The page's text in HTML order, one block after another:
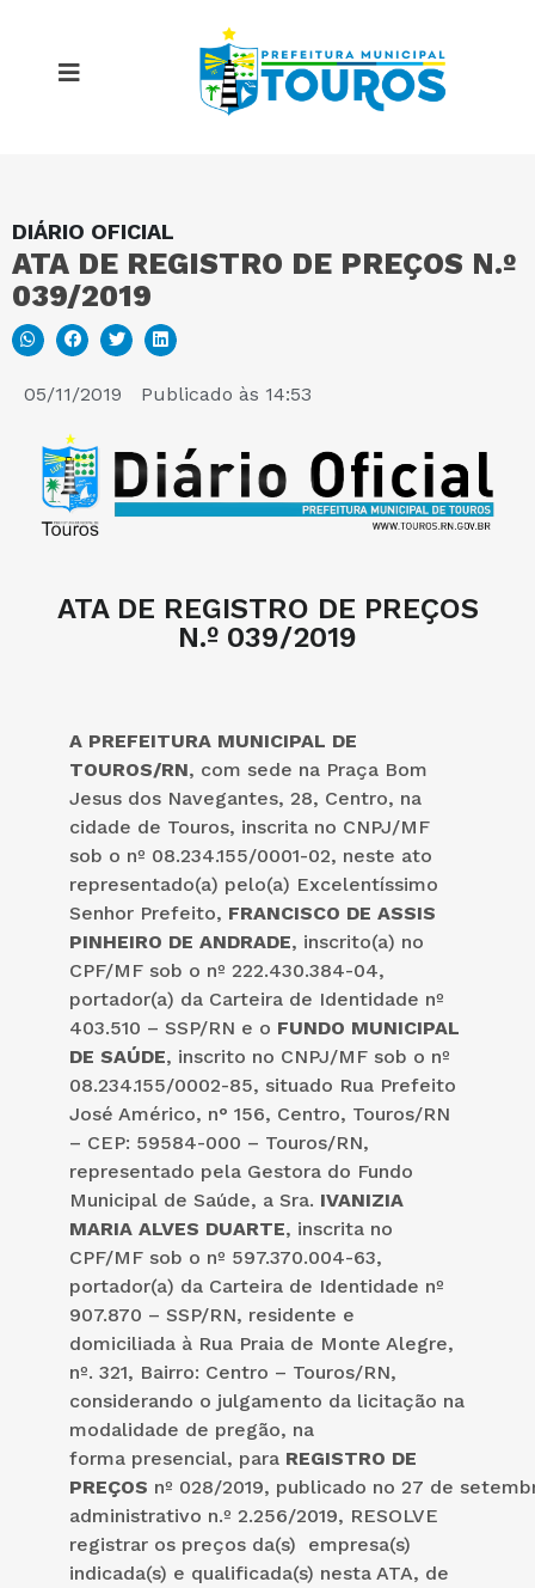
DIÁRIO OFICIAL
ATA DE REGISTRO DE PREÇOS N.º
039/2019
05/11/2019 Publicado às 14:53
ATA DE REGISTRO DE PREÇOS
N.º 039/2019
A PREFEITURA MUNICIPAL DE
TOUROS/RN, com sede na Praça Bom
Jesus dos Navegantes, 28, Centro, na
cidade de Touros, inscrita no CNPJ/MF
sob o nº 08.234.155/0001-02, neste ato
representado(a) pelo(a) Excelentíssimo
Senhor Prefeito, FRANCISCO DE ASSIS
PINHEIRO DE ANDRADE, inscrito(a) no
CPF/MF sob o nº 222.430.384-04,
portador(a) da Carteira de Identidade nº
403.510 – SSP/RN e o FUNDO MUNICIPAL
DE SAÚDE, inscrito no CNPJ/MF sob o nº
08.234.155/0002-85, situado Rua Prefeito
José Américo, n° 156, Centro, Touros/RN
– CEP: 59584-000 – Touros/RN,
representado pela Gestora do Fundo
Municipal de Saúde, a Sra. IVANIZIA
MARIA ALVES DUARTE, inscrita no
CPF/MF sob o nº 597.370.004-63,
portador(a) da Carteira de Identidade nº
907.870 – SSP/RN, residente e
domiciliada à Rua Praia de Monte Alegre,
nº. 321, Bairro: Centro – Touros/RN,
considerando o julgamento da licitação na
modalidade de pregão, na
forma presencial, para REGISTRO DE
PREÇOS nº 028/2019, publicado no 27 de
administrativo n.º 2.256/2019, RESOLVE
registrar os preços da(s) empresa(s)
indicada(s) e qualificada(s) nesta ATA, de
MAPA DO SITE
E-SIC
PERGUNTAS FREQUENTES